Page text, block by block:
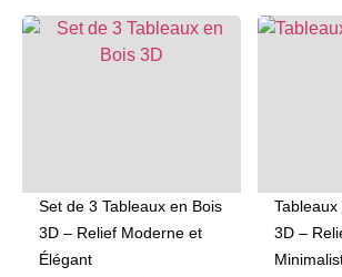
Set de 3 Tableaux en Bois
3D – Relief Moderne et
Élégant
3D –